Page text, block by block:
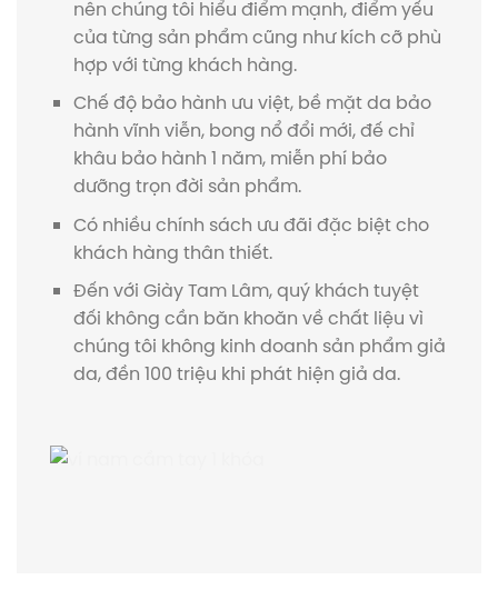
nên chúng tôi hiểu điểm mạnh, điểm yếu
của từng sản phẩm cũng như kích cỡ phù
hợp với từng khách hàng.
Chế độ bảo hành ưu việt, bề mặt da bảo
hành vĩnh viễn, bong nổ đổi mới, đế chỉ
khâu bảo hành 1 năm, miễn phí bảo
dưỡng trọn đời sản phẩm.
Có nhiều chính sách ưu đãi đặc biệt cho
khách hàng thân thiết.
Đến với Giày Tam Lâm, quý khách tuyệt
đối không cần băn khoăn về chất liệu vì
chúng tôi không kinh doanh sản phẩm giả
da, đền 100 triệu khi phát hiện giả da.